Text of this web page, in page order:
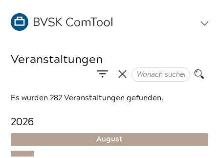
Veranstaltungen
Es wurden 282 Veranstaltungen gefunden.
2026
August